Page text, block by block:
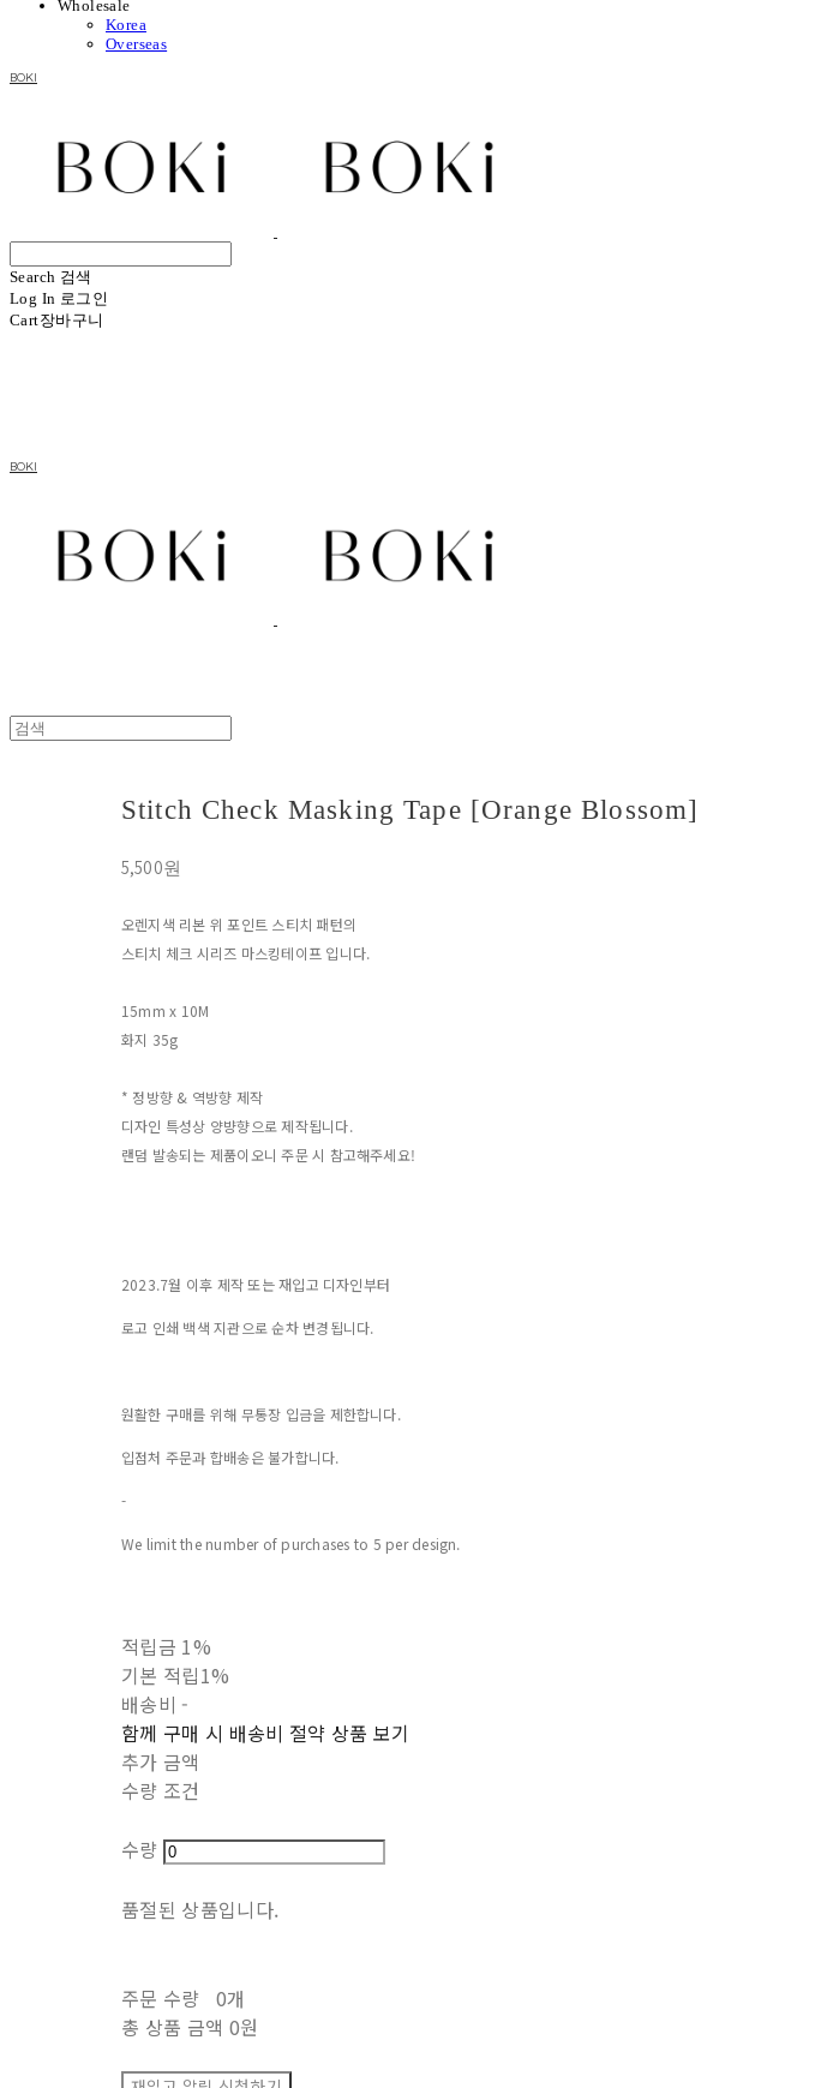
Wholesale
Korea
Overseas
BOKI
Search 검색
Log In 로그인
Cart장바구니
BOKI
Stitch Check Masking Tape [Orange Blossom]
5,500원
오렌지색 리본 위 포인트 스티치 패턴의
스티치 체크 시리즈 마스킹테이프 입니다.
15mm x 10M
화지 35g
* 정방향 & 역방향 제작
디자인 특성상 양뱡향으로 제작됩니다.
랜덤 발송되는 제품이오니 주문 시 참고해주세요!
2023.7월 이후 제작 또는 재입고 디자인부터
로고 인쇄 백색 지관으로 순차 변경됩니다.
원활한 구매를 위해 무통장 입금을 제한합니다.
입점처 주문과 합배송은 불가합니다.
-
We limit the number of purchases to 5 per design.
적립금 1%
기본 적립1%
배송비 -
함께 구매 시 배송비 절약 상품 보기
추가 금액
수량 조건
수량
품절된 상품입니다.
주문 수량
0개
총 상품 금액 0원